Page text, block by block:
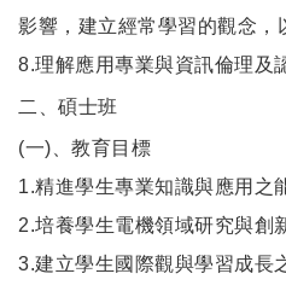
影響，建立經常學習的觀念，
8.理解應用專業與資訊倫理及
二、碩士班
(一)、教育目標
1.精進學生專業知識與應用之
2.培養學生電機領域研究與創
3.建立學生國際觀與學習成長